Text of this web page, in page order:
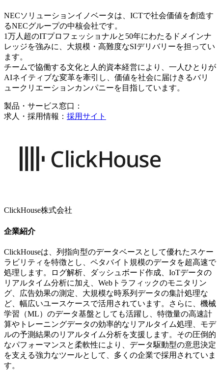
NECソリューションイノベータは、ICTで社会価値を創造す
るNECグループの中核会社です。
1万人超のITプロフェッショナルと50年にわたるドメインナ
レッジを強みに、大規模・高難度なSIデリバリーを担ってい
ます。
チームで協働する文化と人的資本経営により、一人ひとりが
AIネイティブな変革を牽引し、価値を社会に届けきるバリ
ュークリエーションカンパニーを目指しています。
製品・サービス窓口：
求人・採用情報： 採用サイト
ClickHouse株式会社
企業紹介
ClickHouseは、列指向型のデータベースとして優れたスケー
ラビリティを特徴とし、ペタバイト規模のデータを超高速で
処理します。ログ解析、ダッシュボード作成、IoTデータの
リアルタイム分析に加え、Webトラフィックのモニタリン
グ、広告効果の測定、大規模な時系列データの集計処理な
ど、幅広いユースケースで活用されています。さらに、機械
学習（ML）のデータ基盤としても活躍し、特徴量の高速計
算やトレーニングデータの効率的なリアルタイム処理、モデ
ルの予測結果のリアルタイム分析を支援します。その圧倒的
なパフォーマンスと柔軟性により、データ駆動型の意思決定
を支える強力なツールとして、多くの企業で採用されていま
す。